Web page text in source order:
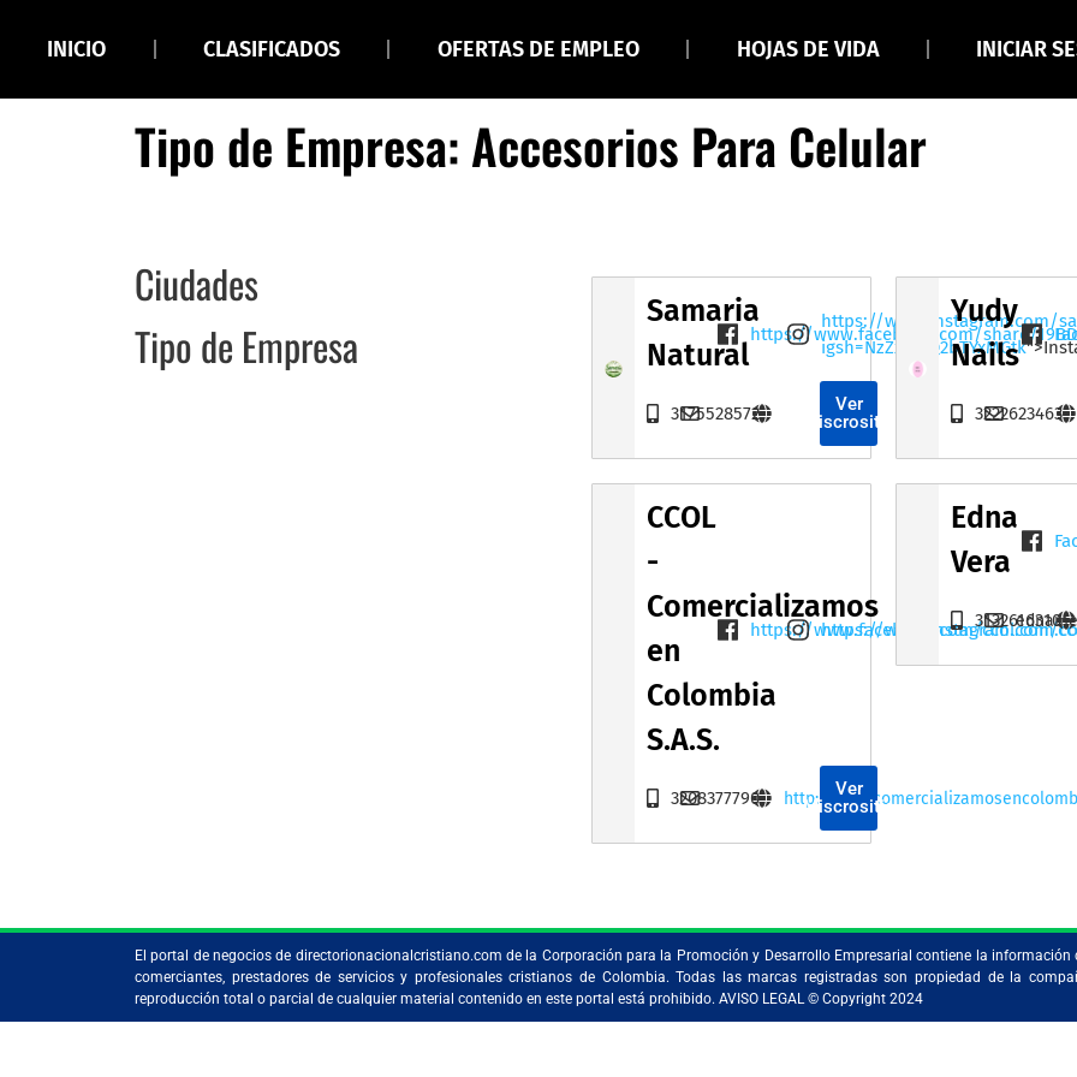
INICIO CLASIFICADOS OFERTAS DE EMPLEO HOJAS DE VIDA INICIAR
Tipo de Empresa: Accesorios Para Celular
Ciudades
Tipo de Empresa
Samaria
Natural
https://www.facebook.com/share/
https://www.instagram.com/
igsh=NzZxamQ2bTYxMGtk
3175528572
Ver
Miscrositio
Yudy
Nails
3222623463
CCOL
-
Comercializamos
en
Colombia
S.A.S.
https://www.facebook.com/
https://www.instagram.com/
3208377790 http:// Ver
Miscrositio
Edna
Vera
3132616310
El portal de negocios de directorionacionalcristiano.com de la Corporación para la Promoción y Desarrollo Empresarial contiene la información
comerciantes, prestadores de servicios y profesionales cristianos de Colombia. Todas las marcas registradas son propiedad de la
reproducción total o parcial de cualquier material contenido en este portal está prohibido. AVISO LEGAL © Copyright 2024